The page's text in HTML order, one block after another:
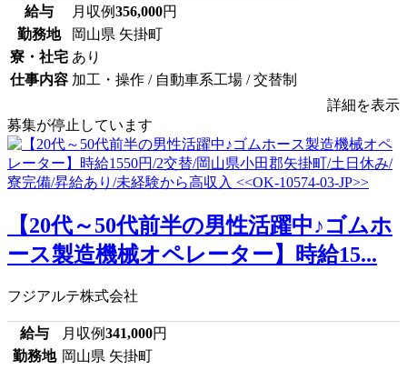
給与 月収例356,000円
勤務地
岡山県 矢掛町
寮・社宅 あり
仕事内容 加工・操作 / 自動車系工場 / 交替制
詳細を表示
募集が停止しています
【20代～50代前半の男性活躍中♪ゴムホ
ース製造機械オペレーター】時給15...
フジアルテ株式会社
給与 月収例341,000円
勤務地 岡山県 矢掛町